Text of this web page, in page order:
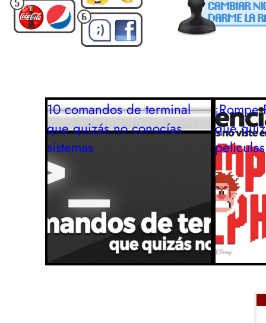
10 comandos de terminal
que quizás no conocías
sistemas
que
peliculas